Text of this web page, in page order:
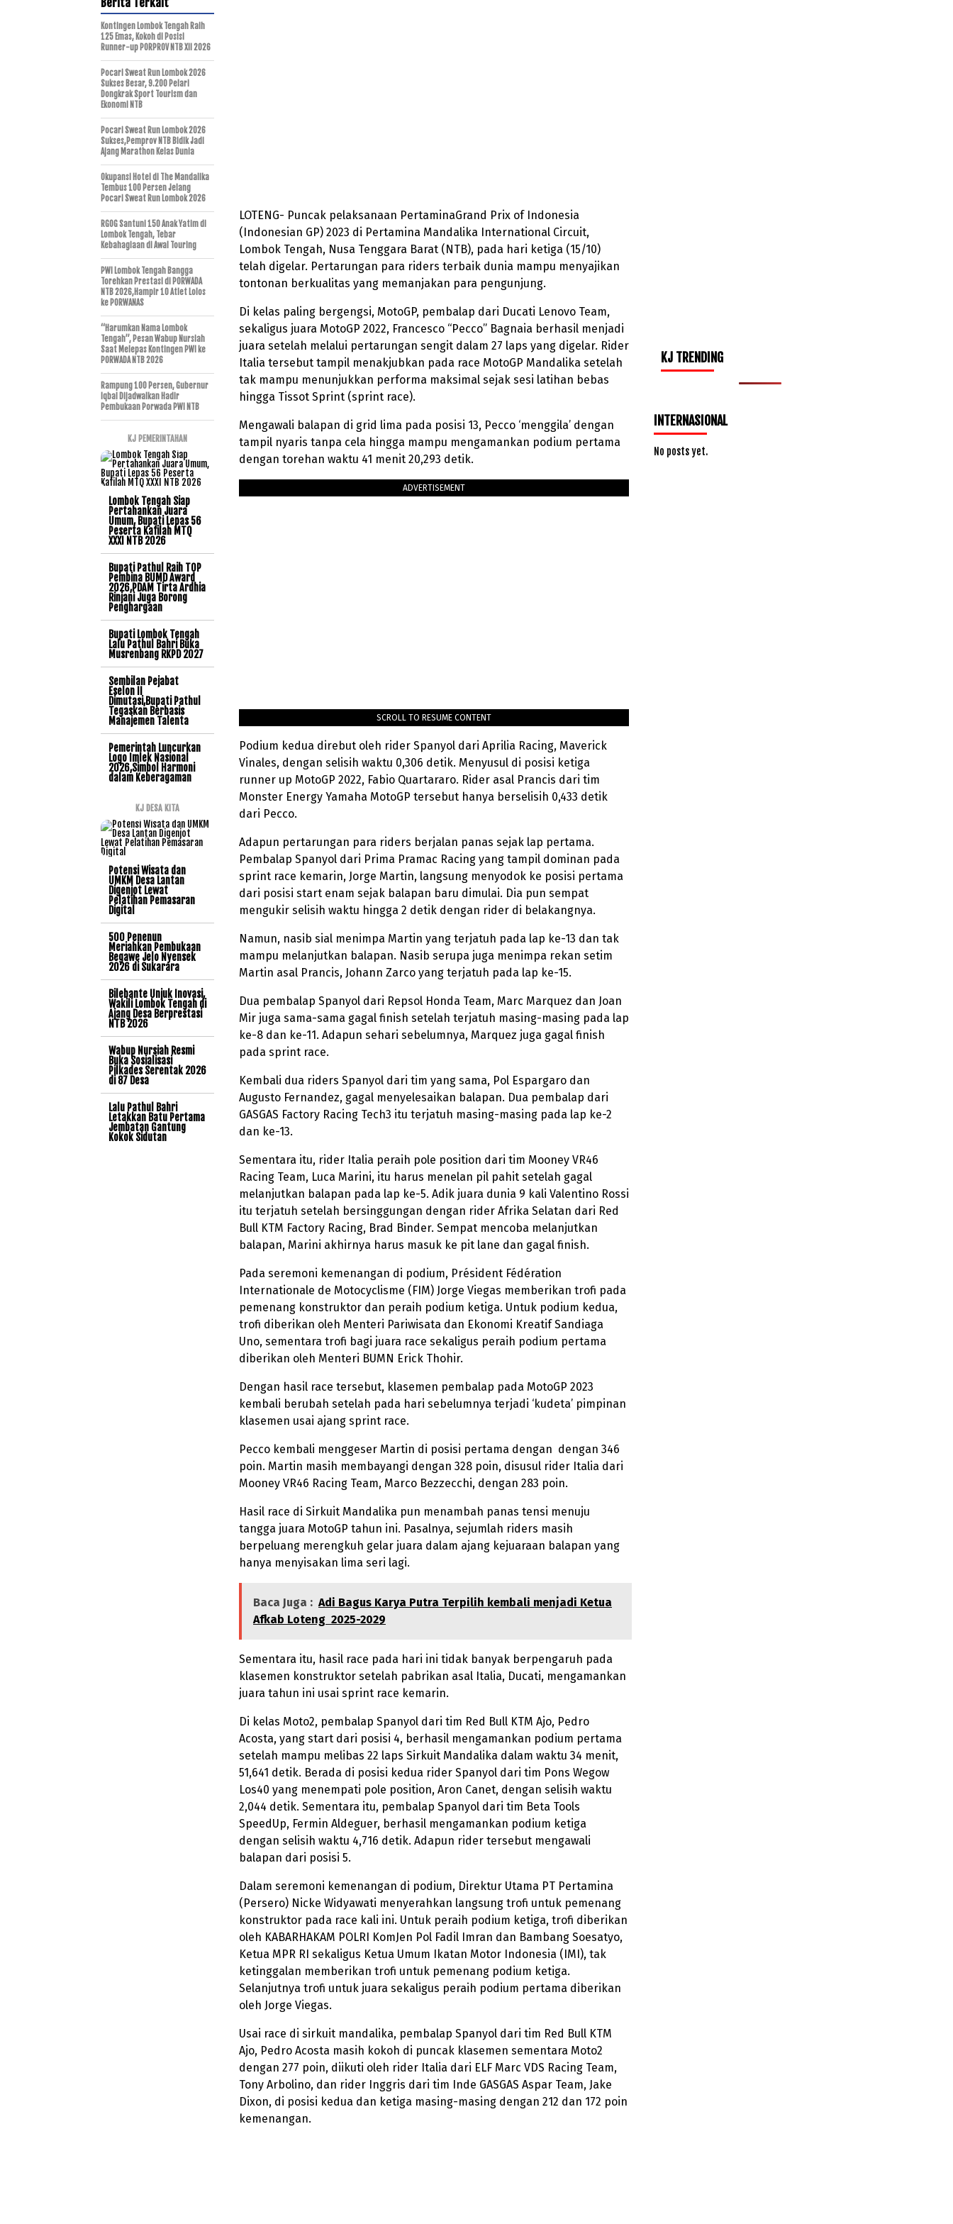
LOTENG- Puncak pelaksanaan PertaminaGrand Prix of Indonesia
(Indonesian GP) 2023 di Pertamina Mandalika International Circuit,
Lombok Tengah, Nusa Tenggara Barat (NTB), pada hari ketiga (15/10)
telah digelar. Pertarungan para riders terbaik dunia mampu menyajikan
tontonan berkualitas yang memanjakan para pengunjung.
Di kelas paling bergengsi, MotoGP, pembalap dari Ducati Lenovo Team,
sekaligus juara MotoGP 2022, Francesco “Pecco” Bagnaia berhasil menjadi
juara setelah melalui pertarungan sengit dalam 27 laps yang digelar. Rider
Italia tersebut tampil menakjubkan pada race MotoGP Mandalika setelah
tak mampu menunjukkan performa maksimal sejak sesi latihan bebas
hingga Tissot Sprint (sprint race).
Mengawali balapan di grid lima pada posisi 13, Pecco ‘menggila’ dengan
tampil nyaris tanpa cela hingga mampu mengamankan podium pertama
dengan torehan waktu 41 menit 20,293 detik.
ADVERTISEMENT
SCROLL TO RESUME CONTENT
Podium kedua direbut oleh rider Spanyol dari Aprilia Racing, Maverick
Vinales, dengan selisih waktu 0,306 detik. Menyusul di posisi ketiga
runner up MotoGP 2022, Fabio Quartararo. Rider asal Prancis dari tim
Monster Energy Yamaha MotoGP tersebut hanya berselisih 0,433 detik
dari Pecco.
Adapun pertarungan para riders berjalan panas sejak lap pertama.
Pembalap Spanyol dari Prima Pramac Racing yang tampil dominan pada
sprint race kemarin, Jorge Martin, langsung menyodok ke posisi pertama
dari posisi start enam sejak balapan baru dimulai. Dia pun sempat
mengukir selisih waktu hingga 2 detik dengan rider di belakangnya.
Namun, nasib sial menimpa Martin yang terjatuh pada lap ke-13 dan tak
mampu melanjutkan balapan. Nasib serupa juga menimpa rekan setim
Martin asal Prancis, Johann Zarco yang terjatuh pada lap ke-15.
Dua pembalap Spanyol dari Repsol Honda Team, Marc Marquez dan Joan
Mir juga sama-sama gagal finish setelah terjatuh masing-masing pada lap
ke-8 dan ke-11. Adapun sehari sebelumnya, Marquez juga gagal finish
pada sprint race.
Kembali dua riders Spanyol dari tim yang sama, Pol Espargaro dan
Augusto Fernandez, gagal menyelesaikan balapan. Dua pembalap dari
GASGAS Factory Racing Tech3 itu terjatuh masing-masing pada lap ke-2
dan ke-13.
Sementara itu, rider Italia peraih pole position dari tim Mooney VR46
Racing Team, Luca Marini, itu harus menelan pil pahit setelah gagal
melanjutkan balapan pada lap ke-5. Adik juara dunia 9 kali Valentino Rossi
itu terjatuh setelah bersinggungan dengan rider Afrika Selatan dari Red
Bull KTM Factory Racing, Brad Binder. Sempat mencoba melanjutkan
balapan, Marini akhirnya harus masuk ke pit lane dan gagal finish.
Pada seremoni kemenangan di podium, Président Fédération
Internationale de Motocyclisme (FIM) Jorge Viegas memberikan trofi pada
pemenang konstruktor dan peraih podium ketiga. Untuk podium kedua,
trofi diberikan oleh Menteri Pariwisata dan Ekonomi Kreatif Sandiaga
Uno, sementara trofi bagi juara race sekaligus peraih podium pertama
diberikan oleh Menteri BUMN Erick Thohir.
Dengan hasil race tersebut, klasemen pembalap pada MotoGP 2023
kembali berubah setelah pada hari sebelumnya terjadi ‘kudeta’ pimpinan
klasemen usai ajang sprint race.
Pecco kembali menggeser Martin di posisi pertama dengan dengan 346
poin. Martin masih membayangi dengan 328 poin, disusul rider Italia dari
Mooney VR46 Racing Team, Marco Bezzecchi, dengan 283 poin.
Hasil race di Sirkuit Mandalika pun menambah panas tensi menuju
tangga juara MotoGP tahun ini. Pasalnya, sejumlah riders masih
berpeluang merengkuh gelar juara dalam ajang kejuaraan balapan yang
hanya menyisakan lima seri lagi.
Baca Juga : Adi Bagus Karya Putra Terpilih kembali menjadi Ketua
Afkab Loteng 2025-2029
Sementara itu, hasil race pada hari ini tidak banyak berpengaruh pada
klasemen konstruktor setelah pabrikan asal Italia, Ducati, mengamankan
juara tahun ini usai sprint race kemarin.
Di kelas Moto2, pembalap Spanyol dari tim Red Bull KTM Ajo, Pedro
Acosta, yang start dari posisi 4, berhasil mengamankan podium pertama
setelah mampu melibas 22 laps Sirkuit Mandalika dalam waktu 34 menit,
51,641 detik. Berada di posisi kedua rider Spanyol dari tim Pons Wegow
Los40 yang menempati pole position, Aron Canet, dengan selisih waktu
2,044 detik. Sementara itu, pembalap Spanyol dari tim Beta Tools
SpeedUp, Fermin Aldeguer, berhasil mengamankan podium ketiga
dengan selisih waktu 4,716 detik. Adapun rider tersebut mengawali
balapan dari posisi 5.
Dalam seremoni kemenangan di podium, Direktur Utama PT Pertamina
(Persero) Nicke Widyawati menyerahkan langsung trofi untuk pemenang
konstruktor pada race kali ini. Untuk peraih podium ketiga, trofi diberikan
oleh KABARHAKAM POLRI KomJen Pol Fadil Imran dan Bambang Soesatyo,
Ketua MPR RI sekaligus Ketua Umum Ikatan Motor Indonesia (IMI), tak
ketinggalan memberikan trofi untuk pemenang podium ketiga.
Selanjutnya trofi untuk juara sekaligus peraih podium pertama diberikan
oleh Jorge Viegas.
Usai race di sirkuit mandalika, pembalap Spanyol dari tim Red Bull KTM
Ajo, Pedro Acosta masih kokoh di puncak klasemen sementara Moto2
dengan 277 poin, diikuti oleh rider Italia dari ELF Marc VDS Racing Team,
Tony Arbolino, dan rider Inggris dari tim Inde GASGAS Aspar Team, Jake
Dixon, di posisi kedua dan ketiga masing-masing dengan 212 dan 172 poin
kemenangan.
Kontingen Lombok Tengah Raih
125 Emas, Kokoh di Posisi
Runner-up PORPROV NTB XII 2026
Pocari Sweat Run Lombok 2026
Sukses Besar, 9.200 Pelari
Dongkrak Sport Tourism dan
Ekonomi NTB
Pocari Sweat Run Lombok 2026
Sukses,Pemprov NTB Bidik Jadi
Ajang Marathon Kelas Dunia
Okupansi Hotel di The Mandalika
Tembus 100 Persen Jelang
Pocari Sweat Run Lombok 2026
RGOG Santuni 150 Anak Yatim di
Lombok Tengah, Tebar
Kebahagiaan di Awal Touring
PWI Lombok Tengah Bangga
Torehkan Prestasi di PORWADA
NTB 2026,Hampir 10 Atlet Lolos
ke PORWANAS
“Harumkan Nama Lombok
Tengah”, Pesan Wabup Nursiah
Saat Melepas Kontingen PWI ke
PORWADA NTB 2026
Rampung 100 Persen, Gubernur
Iqbal Dijadwalkan Hadir
Pembukaan Porwada PWI NTB
KJ PEMERINTAHAN
Lombok Tengah Siap
Pertahankan Juara
Umum, Bupati Lepas 56
Peserta Kafilah MTQ
XXXI NTB 2026
Bupati Pathul Raih TOP
Pembina BUMD Award
2026,PDAM Tirta Ardhia
Rinjani Juga Borong
Penghargaan
Bupati Lombok Tengah
Lalu Pathul Bahri Buka
Musrenbang RKPD 2027
Sembilan Pejabat
Eselon II
Dimutasi,Bupati Pathul
Tegaskan Berbasis
Manajemen Talenta
Pemerintah Luncurkan
Logo Imlek Nasional
2026,Simbol Harmoni
dalam Keberagaman
KJ DESA KITA
Potensi Wisata dan
UMKM Desa Lantan
Digenjot Lewat
Pelatihan Pemasaran
Digital
500 Penenun
Meriahkan Pembukaan
Begawe Jelo Nyensek
2026 di Sukarara
Bilebante Unjuk Inovasi,
Wakili Lombok Tengah di
Ajang Desa Berprestasi
NTB 2026
Wabup Nursiah Resmi
Buka Sosialisasi
Pilkades Serentak 2026
di 87 Desa
Lalu Pathul Bahri
Letakkan Batu Pertama
Jembatan Gantung
Kokok Sidutan
KJ TRENDING
INTERNASIONAL
No posts yet.